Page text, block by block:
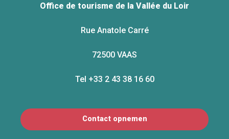
Office de tourisme de la Vallée du Loir
Rue Anatole Carré
72500 VAAS
Tel +33 2 43 38 16 60
Contact opnemen